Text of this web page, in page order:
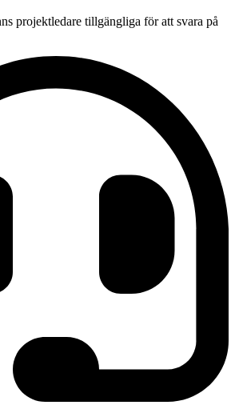
projektledare tillgängliga för att svara på